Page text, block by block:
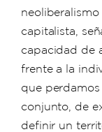
capitalista,
capacidad de
frente a la
que
conjunto, de
definir un